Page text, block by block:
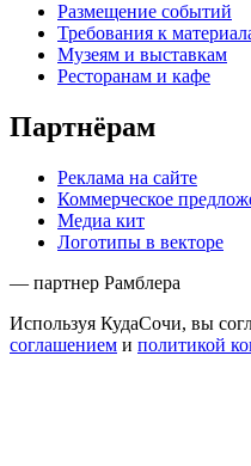
Размещение событий
Требования к
Музеям и выставкам
Ресторанам и кафе
Партнёрам
Реклама на сайте
Коммерческое
Медиа кит
Логотипы в векторе
— партнер Рамблера
Используя КудаСочи, вы
соглашением и политикой